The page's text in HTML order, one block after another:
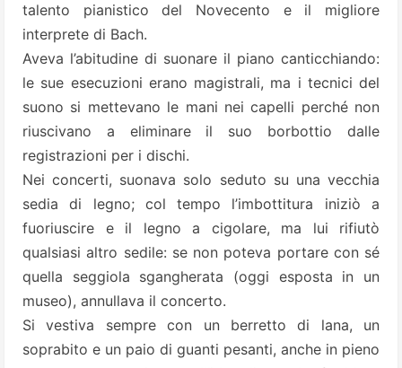
talento pianistico del Novecento e il migliore
interprete di Bach.
Aveva l’abitudine di suonare il piano canticchiando:
le sue esecuzioni erano magistrali, ma i tecnici del
suono si mettevano le mani nei capelli perché non
riuscivano a eliminare il suo borbottio dalle
registrazioni per i dischi.
Nei concerti, suonava solo seduto su una vecchia
sedia di legno; col tempo l’imbottitura iniziò a
fuoriuscire e il legno a cigolare, ma lui rifiutò
qualsiasi altro sedile: se non poteva portare con sé
quella seggiola sgangherata (oggi esposta in un
museo), annullava il concerto.
Si vestiva sempre con un berretto di lana, un
soprabito e un paio di guanti pesanti, anche in pieno